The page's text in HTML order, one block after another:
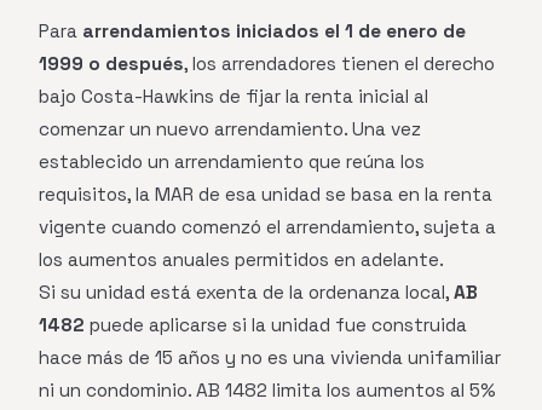
Para arrendamientos iniciados el 1 de enero de
1999 o después, los arrendadores tienen el derecho
bajo Costa-Hawkins de fijar la renta inicial al
comenzar un nuevo arrendamiento. Una vez
establecido un arrendamiento que reúna los
requisitos, la MAR de esa unidad se basa en la renta
vigente cuando comenzó el arrendamiento, sujeta a
los aumentos anuales permitidos en adelante.
Si su unidad está exenta de la ordenanza local, AB
1482 puede aplicarse si la unidad fue construida
hace más de 15 años y no es una vivienda unifamiliar
ni un condominio. AB 1482 limita los aumentos al 5%